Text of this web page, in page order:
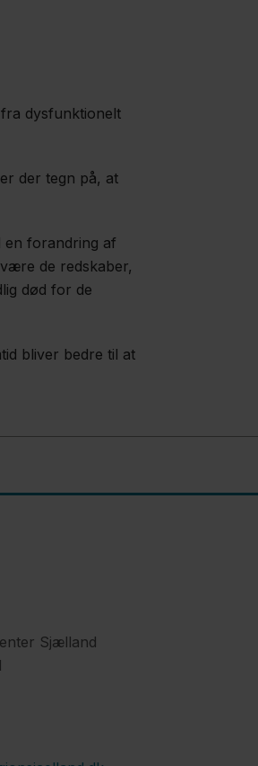
dysfunktionelt
der tegn på, at
en forandring af
de redskaber,
død for de
bliver bedre til at
Sjælland